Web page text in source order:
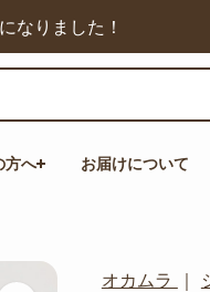
なりました！
方へ お届けについて
オカムラ ｜